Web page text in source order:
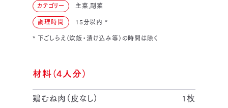
カテゴリー 主菜,副菜
調理時間 15分以内 *
* 下ごしらえ（炊飯・漬け込み等）の時間は除く
材料（4人分）
鶏むね肉（皮なし）
1枚